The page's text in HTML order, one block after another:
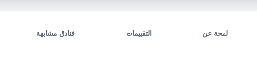
لمحة عن التقييمات فنادق مشابهة